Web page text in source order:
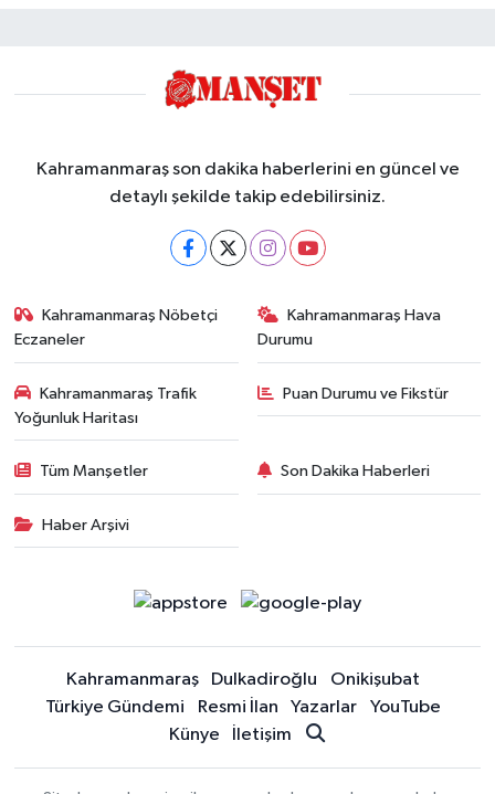
Kahramanmaraş son dakika haberlerini en güncel ve
detaylı şekilde takip edebilirsiniz.
Kahramanmaraş Nöbetçi
Eczaneler
Kahramanmaraş Hava
Durumu
Kahramanmaraş Trafik
Yoğunluk Haritası
Puan Durumu ve Fikstür
Tüm Manşetler Son Dakika Haberleri
Haber Arşivi
Kahramanmaraş Dulkadiroğlu
Onikişubat
Türkiye Gündemi
Resmi İlan Yazarlar
YouTube
Künye
İletişim